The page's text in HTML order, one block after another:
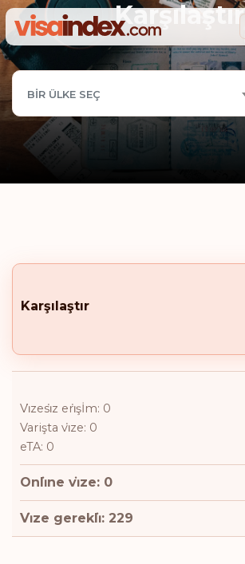
Karşılaştır
BIR ÜLKE SEÇ
Karşılaştır
Vi̇zesi̇z eri̇şİm: 0
Varişta vi̇ze: 0
eTA: 0
Onli̇ne vi̇ze: 0
Vi̇ze gerekli̇: 229